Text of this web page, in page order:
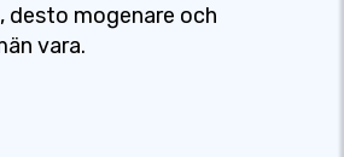
mogenare och
vara.